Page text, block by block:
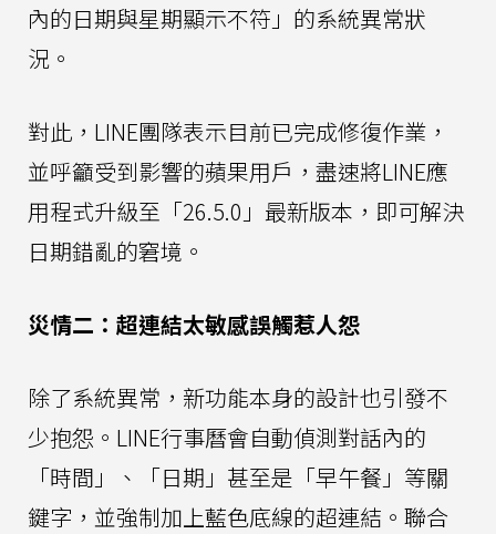
內的日期與星期顯示不符」的系統異常狀
況。
對此，LINE團隊表示目前已完成修復作業，
並呼籲受到影響的蘋果用戶，盡速將LINE應
用程式升級至「26.5.0」最新版本，即可解決
日期錯亂的窘境。
災情二：超連結太敏感誤觸惹人怨
除了系統異常，新功能本身的設計也引發不
少抱怨。LINE行事曆會自動偵測對話內的
「時間」、「日期」甚至是「早午餐」等關
鍵字，並強制加上藍色底線的超連結。聯合